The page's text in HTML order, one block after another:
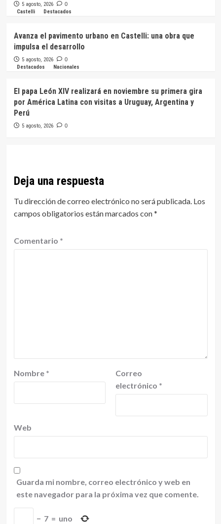
5 agosto, 2026 0
Castelli Destacados
Avanza el pavimento urbano en Castelli: una obra que
impulsa el desarrollo
5 agosto, 2026 0
Destacados Nacionales
El papa León XIV realizará en noviembre su primera gira
por América Latina con visitas a Uruguay, Argentina y
Perú
5 agosto, 2026 0
Deja una respuesta
Tu dirección de correo electrónico no será publicada. Los
campos obligatorios están marcados con*
Comentario *
Nombre *
Correo
electrónico *
Web
Guarda mi nombre, correo electrónico y web en
este navegador para la próxima vez que comente.
− 7 = uno